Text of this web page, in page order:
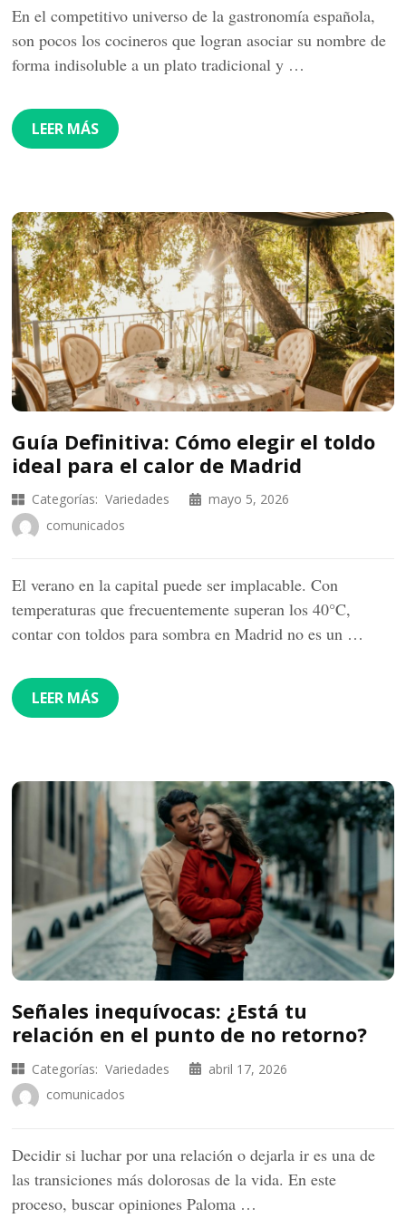
En el competitivo universo de la gastronomía española,
son pocos los cocineros que logran asociar su nombre de
forma indisoluble a un plato tradicional y …
LEER MÁS
Guía Definitiva: Cómo elegir el toldo
ideal para el calor de Madrid
Categorías: Variedades
mayo 5, 2026
comunicados
El verano en la capital puede ser implacable. Con
temperaturas que frecuentemente superan los 40°C,
contar con toldos para sombra en Madrid no es un …
LEER MÁS
Señales inequívocas: ¿Está tu
relación en el punto de no retorno?
Categorías: Variedades
abril 17, 2026
comunicados
Decidir si luchar por una relación o dejarla ir es una de
las transiciones más dolorosas de la vida. En este
proceso, buscar opiniones Paloma …